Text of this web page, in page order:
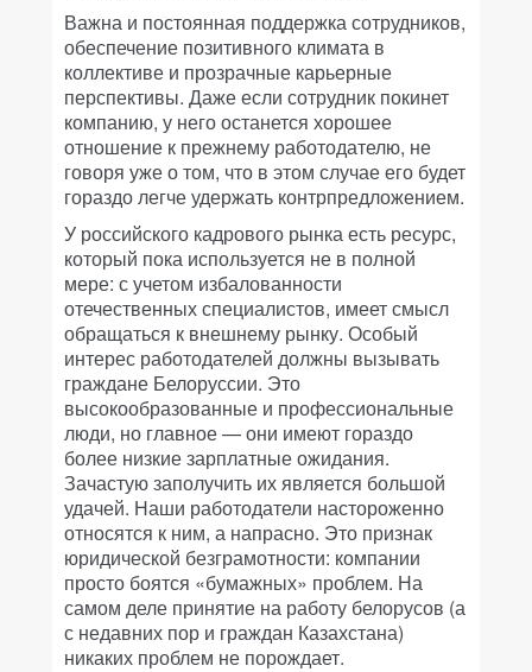
Важна и постоянная поддержка сотрудников,
обеспечение позитивного климата в
коллективе и прозрачные карьерные
перспективы. Даже если сотрудник покинет
компанию, у него останется хорошее
отношение к прежнему работодателю, не
говоря уже о том, что в этом случае его будет
гораздо легче удержать контрпредложением.
У российского кадрового рынка есть ресурс,
который пока используется не в полной
мере: с учетом избалованности
отечественных специалистов, имеет смысл
обращаться к внешнему рынку. Особый
интерес работодателей должны вызывать
граждане Белоруссии. Это
высокообразованные и профессиональные
люди, но главное — они имеют гораздо
более низкие зарплатные ожидания.
Зачастую заполучить их является большой
удачей. Наши работодатели настороженно
относятся к ним, а напрасно. Это признак
юридической безграмотности: компании
просто боятся «бумажных» проблем. На
самом деле принятие на работу белорусов (а
с недавних пор и граждан Казахстана)
никаких проблем не порождает.